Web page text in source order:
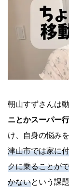
朝山すずさんは
ニとかスーパー
け、自身の悩み
津山市では家に
クに乗ることが
かないという課